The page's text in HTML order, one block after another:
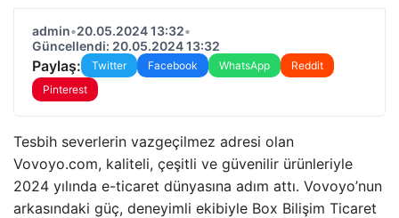
admin•20.05.2024 13:32•
Güncellendi: 20.05.2024 13:32
Paylaş: Twitter Facebook WhatsApp
Reddit
Pinterest
Tesbih severlerin vazgeçilmez adresi olan
Vovoyo.com, kaliteli, çeşitli ve güvenilir ürünleriyle
2024 yılında e-ticaret dünyasına adım attı. Vovoyo’nun
arkasındaki güç, deneyimli ekibiyle Box Bilişim Ticaret